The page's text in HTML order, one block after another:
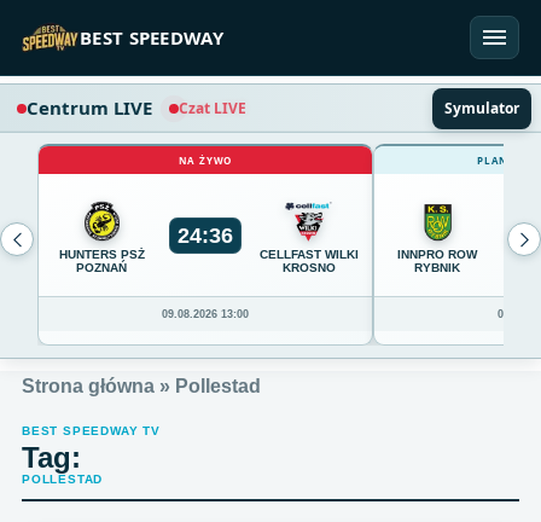
BEST SPEEDWAY
Centrum LIVE Czat LIVE Symulator
NA ŻYWO
HUNTERS PSŻ
POZNAŃ
24:36
CELLFAST WILKI
KROSNO
09.08.2026 13:00
INNPRO ROW
RYBNIK
0
Strona główna » Pollestad
BEST SPEEDWAY TV
Tag:
POLLESTAD